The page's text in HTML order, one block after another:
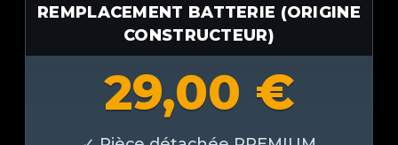
REMPLACEMENT BATTERIE (ORIGINE
CONSTRUCTEUR)
29,00 €